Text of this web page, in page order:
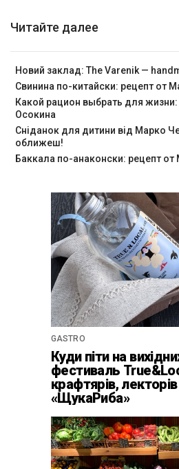
Читайте далее
Новий заклад: The Varenik —
Свинина по-китайски: рецепт от
Какой рацион выбрать для
Осокина
Сніданок для дитини від Марко
оближеш!
Баккала по-анаконски: рецепт от
GASTRO
Куди піти на
фестиваль
крафтярів, лекторів
«ЩукаРиба»